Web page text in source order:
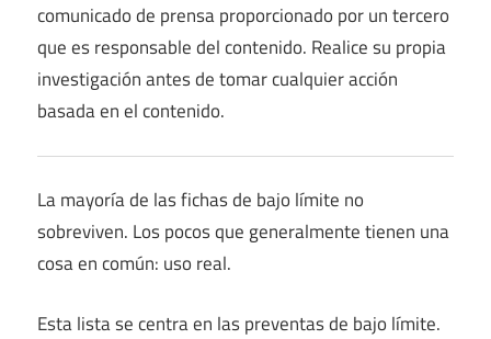
comunicado de prensa proporcionado por un tercero
que es responsable del contenido. Realice su propia
investigación antes de tomar cualquier acción
basada en el contenido.
La mayoría de las fichas de bajo límite no
sobreviven. Los pocos que generalmente tienen una
cosa en común: uso real.
Esta lista se centra en las preventas de bajo límite.